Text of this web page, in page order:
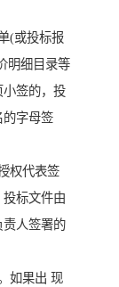
(或投标报
明细目录等
小签的，投
的字母签
权代表签
标文件由
责人签署的
如果出 现